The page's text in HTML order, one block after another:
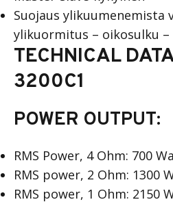
Suojaus ylikuumenemista
ylikuormitus – oikosulku
TECHNICAL
3200C1
POWER OUTPUT:
RMS Power, 4 Ohm: 700
RMS power, 2 Ohm: 1300
RMS power, 1 Ohm: 2150